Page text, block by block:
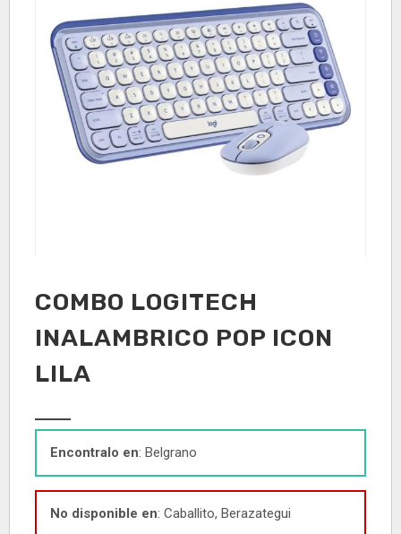
COMBO LOGITECH
INALAMBRICO POP ICON
LILA
Encontralo en: Belgrano
No disponible en: Caballito, Berazategui